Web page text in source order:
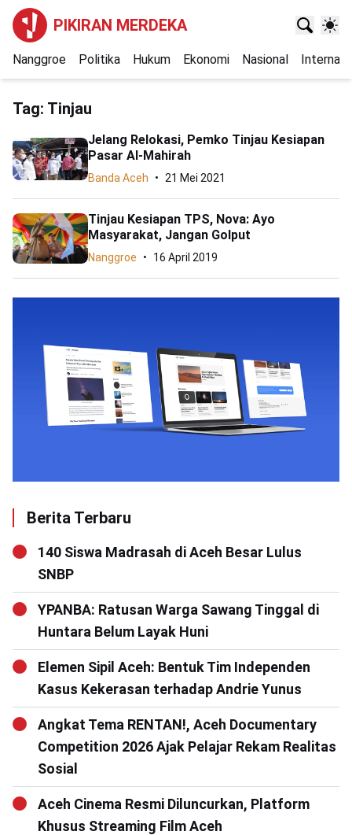
PIKIRAN MERDEKA
Nanggroe Politika Hukum Ekonomi Nasional
Tag: Tinjau
Jelang Relokasi, Pemko Tinjau Kesiapan
Pasar Al-Mahirah
Banda Aceh 21 Mei 2021
Tinjau Kesiapan TPS, Nova: Ayo
Masyarakat, Jangan Golput
Nanggroe 16 April 2019
Berita Terbaru
140 Siswa Madrasah di Aceh Besar Lulus
SNBP
YPANBA: Ratusan Warga Sawang Tinggal di
Huntara Belum Layak Huni
Elemen Sipil Aceh: Bentuk Tim Independen
Kasus Kekerasan terhadap Andrie Yunus
Angkat Tema RENTAN!, Aceh Documentary
Competition 2026 Ajak Pelajar Rekam Realitas
Sosial
Aceh Cinema Resmi Diluncurkan, Platform
Khusus Streaming Film Aceh